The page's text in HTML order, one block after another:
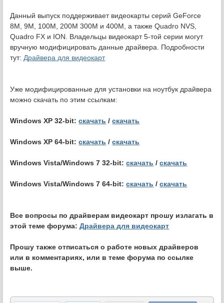
Данный выпуск поддерживает видеокарты серий GeForce
8M, 9M, 100M, 200M 300M и 400M, а также Quadro NVS,
Quadro FX и ION. Владельцы видеокарт 5-той серии могут
вручную модифицировать данные драйвера. Подробности
тут: Драйвера для видеокарт
Уже модифицированные для установки на ноутбук драйвера
можно скачать по этим ссылкам:
Windows XP 32-bit:скачать /скачать
Windows XP 64-bit:скачать /скачать
Windows Vista/Windows 7 32-bit:скачать /скачать
Windows Vista/Windows 7 64-bit:скачать /скачать
Все вопросы по драйверам видеокарт прошу излагать в
этой теме форума:Драйвера для видеокарт
Прошу также отписаться о работе новых драйверов
или в комментариях, или в теме форума по ссылке
выше.